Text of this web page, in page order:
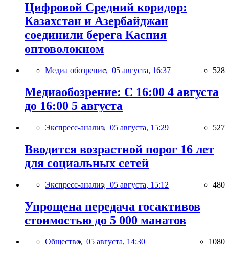
Цифровой Средний коридор:
Казахстан и Азербайджан
соединили берега Каспия
оптоволокном
Медиа обозрение, 05 августа, 16:37 528
Медиаобозрение: С 16:00 4 августа
до 16:00 5 августа
Экспресс-анализ, 05 августа, 15:29 527
Вводится возрастной порог 16 лет
для социальных сетей
Экспресс-анализ, 05 августа, 15:12 480
Упрощена передача госактивов
стоимостью до 5 000 манатов
Общество, 05 августа, 14:30 1080